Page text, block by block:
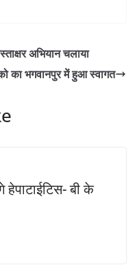
e
अभियान चलाया
का भगवानपुर में हुआ स्वागत
हेपाटाईटिस- बी के